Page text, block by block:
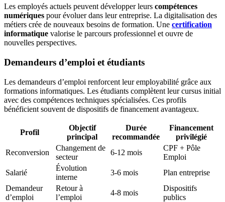
Les employés actuels peuvent développer leurs compétences
numériques pour évoluer dans leur entreprise. La digitalisation des
métiers crée de nouveaux besoins de formation. Une certification
informatique valorise le parcours professionnel et ouvre de
nouvelles perspectives.
Demandeurs d’emploi et étudiants
Les demandeurs d’emploi renforcent leur employabilité grâce aux
formations informatiques. Les étudiants complètent leur cursus initial
avec des compétences techniques spécialisées. Ces profils
bénéficient souvent de dispositifs de financement avantageux.
Profil
Objectif
principal
Durée
recommandée
Financement
privilégié
Reconversion
Changement de
secteur
6-12 mois
CPF + Pôle
Emploi
Salarié
Évolution
interne
3-6 mois
Plan entreprise
Demandeur
d’emploi
Retour à
l’emploi
4-8 mois
Dispositifs
publics